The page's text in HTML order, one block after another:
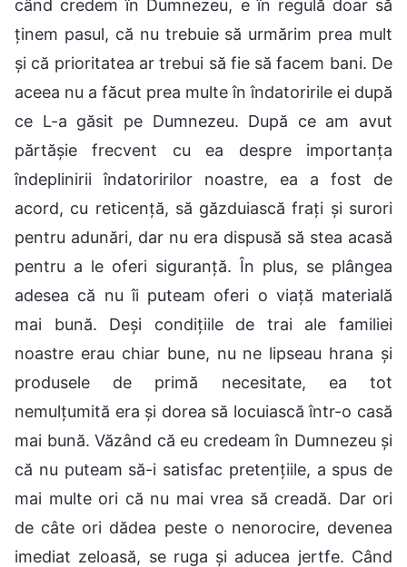
când credem în Dumnezeu, e în regulă doar să
ținem pasul, că nu trebuie să urmărim prea mult
și că prioritatea ar trebui să fie să facem bani. De
aceea nu a făcut prea multe în îndatoririle ei după
ce L-a găsit pe Dumnezeu. După ce am avut
părtășie frecvent cu ea despre importanța
îndeplinirii îndatoririlor noastre, ea a fost de
acord, cu reticență, să găzduiască frați și surori
pentru adunări, dar nu era dispusă să stea acasă
pentru a le oferi siguranță. În plus, se plângea
adesea că nu îi puteam oferi o viață materială
mai bună. Deși condițiile de trai ale familiei
noastre erau chiar bune, nu ne lipseau hrana și
produsele de primă necesitate, ea tot
nemulțumită era și dorea să locuiască într-o casă
mai bună. Văzând că eu credeam în Dumnezeu și
că nu puteam să-i satisfac pretențiile, a spus de
mai multe ori că nu mai vrea să creadă. Dar ori
de câte ori dădea peste o nenorocire, devenea
imediat zeloasă, se ruga și aducea jertfe. Când